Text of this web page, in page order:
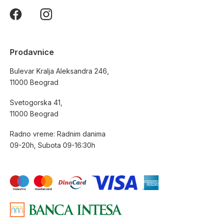
Prodavnice
Bulevar Kralja Aleksandra 246,
11000 Beograd
Svetogorska 41,
11000 Beograd
Radno vreme: Radnim danima
09-20h, Subota 09-16:30h